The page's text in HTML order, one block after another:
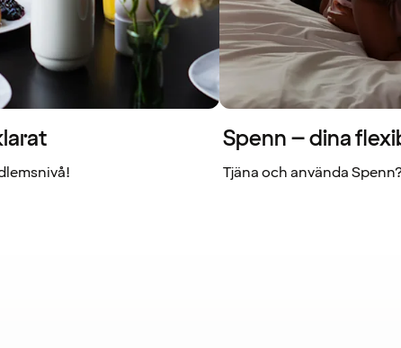
Spenn – dina
Tjäna och använda